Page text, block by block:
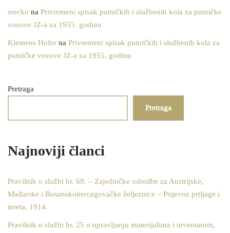
srecko na Privremeni spisak putničkih i službenih kola za putničke
vozove JZ-a za 1955. godinu
Klemens Hofer na Privremeni spisak putničkih i službenih kola za
putničke vozove JZ-a za 1955. godinu
Pretraga
Pretraga
Najnoviji članci
Pravilnik o službi br. 69. – Zajedničke odredbe za Austrijske,
Mađarske i Bosanskohercegovačke željeznice – Prijevoz prtljage i
tereta, 1914.
Pravilnik o službi br. 25 o upravljanju materijalima i inventarom,